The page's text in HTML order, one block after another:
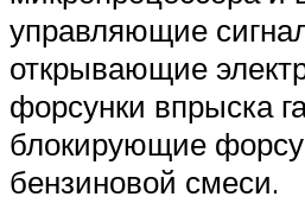
управляющие
открывающие
форсунки впрыска
блокирующие
бензиновой смеси.